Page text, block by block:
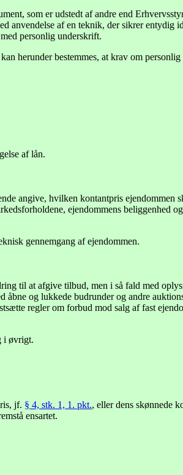
som er udstedt af andre end
anvendelse af en teknik, der sikrer entydig
personlig underskrift.
herunder bestemmes, at krav om
af lån.
angive, hvilken kontantpris ejendommen
ejendommens beliggenhed
gennemgang af ejendommen.
til at afgive tilbud, men i så fald med
og lukkede budrunder og andre
regler om forbud mod salg af fast
i øvrigt.
jf. § 4, stk. 1, 1. pkt., eller dens skønnede
ensartet.